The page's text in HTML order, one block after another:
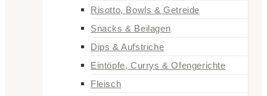
Risotto, Bowls & Getreide
Snacks & Beilagen
Dips & Aufstriche
Eintöpfe, Currys & Ofengerichte
Fleisch